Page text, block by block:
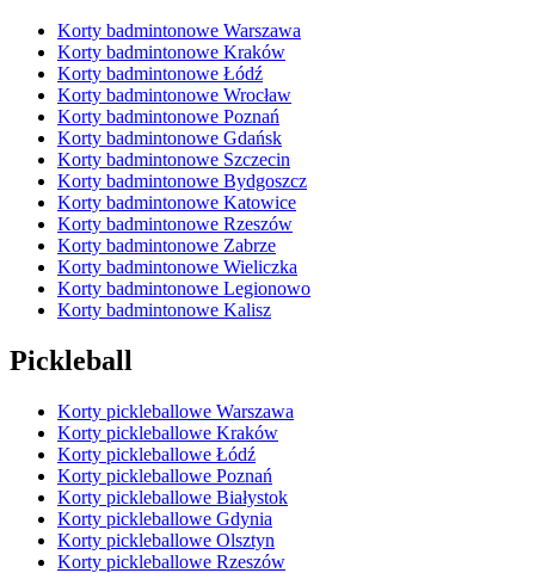
Korty badmintonowe Warszawa
Korty badmintonowe Kraków
Korty badmintonowe Łódź
Korty badmintonowe Wrocław
Korty badmintonowe Poznań
Korty badmintonowe Gdańsk
Korty badmintonowe Szczecin
Korty badmintonowe Bydgoszcz
Korty badmintonowe Katowice
Korty badmintonowe Rzeszów
Korty badmintonowe Zabrze
Korty badmintonowe Wieliczka
Korty badmintonowe Legionowo
Korty badmintonowe Kalisz
Pickleball
Korty pickleballowe Warszawa
Korty pickleballowe Kraków
Korty pickleballowe Łódź
Korty pickleballowe Poznań
Korty pickleballowe Białystok
Korty pickleballowe Gdynia
Korty pickleballowe Olsztyn
Korty pickleballowe Rzeszów